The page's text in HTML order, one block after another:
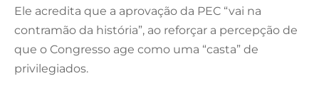
Ele acredita que a aprovação da PEC “vai na
contramão da história”, ao reforçar a percepção de
que o Congresso age como uma “casta” de
privilegiados.